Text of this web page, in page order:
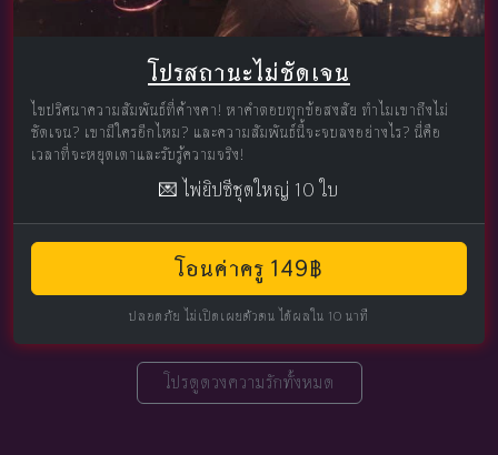
โปรสถานะไม่ชัดเจน
ไขปริศนาความสัมพันธ์ที่ค้างคา! หาคำตอบทุกข้อสงสัย ทำไมเขาถึงไม่
ชัดเจน? เขามีใครอีกไหม? และความสัมพันธ์นี้จะจบลงอย่างไร? นี่คือ
เวลาที่จะหยุดเดาและรับรู้ความจริง!
💌 ไพ่ยิปซีชุดใหญ่ 10 ใบ
โอนค่าครู 149฿
ปลอดภัย ไม่เปิดเผยตัวตน ได้ผลใน 10 นาที
โปรดูดวงความรักทั้งหมด